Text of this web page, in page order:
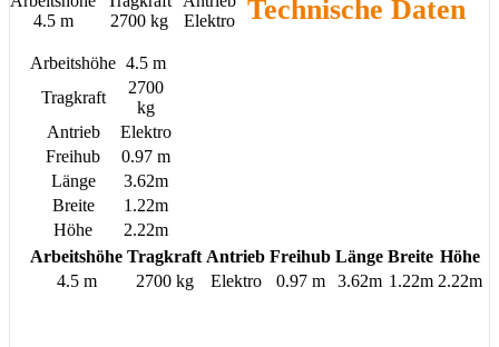
4.5 m
2700 kg
Elektro
Technische Daten
Arbeitshöhe 4.5 m
Tragkraft
2700
kg
Antrieb
Elektro
Freihub
0.97 m
Länge
3.62m
Breite
1.22m
Höhe
2.22m
Arbeitshöhe Tragkraft Antrieb Freihub Länge Breite Höhe
4.5 m
2700 kg Elektro 0.97 m 3.62m 1.22m 2.22m